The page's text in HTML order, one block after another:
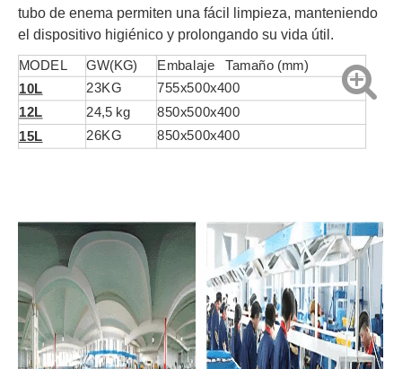
tubo de enema permiten una fácil limpieza, manteniendo
el dispositivo higiénico y prolongando su vida útil.
MODEL GW(KG)
Embalaje Tamaño (mm)
10L
23KG 755x500x400
12L 24,5 kg
850x500x400
15L
26KG 850x500x400